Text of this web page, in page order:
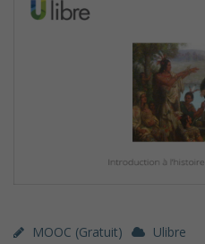
MOOC (gratuit)
Ulibre